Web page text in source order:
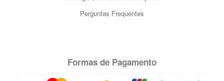
Perguntas Frequentes
Formas de Pagamento